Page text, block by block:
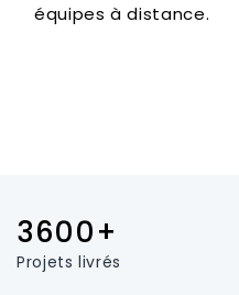
équipes à distance.
3600+
Projets livrés